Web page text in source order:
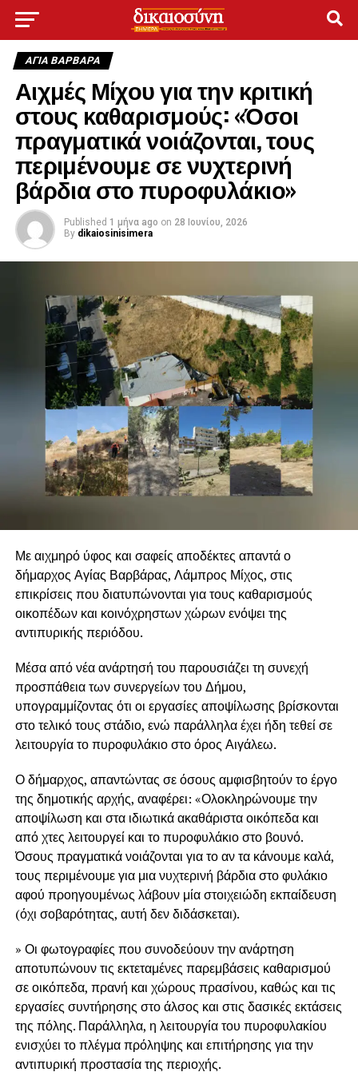
ΑΓΙΑ ΒΑΡΒΑΡΑ
Αιχμές Μίχου για την κριτική
στους καθαρισμούς: «Όσοι
πραγματικά νοιάζονται, τους
περιμένουμε σε νυχτερινή
βάρδια στο πυροφυλάκιο»
Published 1 μήνα ago on 28 Ιουνίου, 2026
By dikaiosinisimera
Με αιχμηρό ύφος και σαφείς αποδέκτες απαντά ο
δήμαρχος Αγίας Βαρβάρας, Λάμπρος Μίχος, στις
επικρίσεις που διατυπώνονται για τους καθαρισμούς
οικοπέδων και κοινόχρηστων χώρων ενόψει της
αντιπυρικής περιόδου.
Μέσα από νέα ανάρτησή του παρουσιάζει τη συνεχή
προσπάθεια των συνεργείων του Δήμου,
υπογραμμίζοντας ότι οι εργασίες αποψίλωσης βρίσκονται
στο τελικό τους στάδιο, ενώ παράλληλα έχει ήδη τεθεί σε
λειτουργία το πυροφυλάκιο στο όρος Αιγάλεω.
Ο δήμαρχος, απαντώντας σε όσους αμφισβητούν το έργο
της δημοτικής αρχής, αναφέρει: «Ολοκληρώνουμε την
αποψίλωση και στα ιδιωτικά ακαθάριστα οικόπεδα και
από χτες λειτουργεί και το πυροφυλάκιο στο βουνό.
Όσους πραγματικά νοιάζονται για το αν τα κάνουμε καλά,
τους περιμένουμε για μια νυχτερινή βάρδια στο φυλάκιο
αφού προηγουμένως λάβουν μία στοιχειώδη εκπαίδευση
(όχι σοβαρότητας, αυτή δεν διδάσκεται).
» Οι φωτογραφίες που συνοδεύουν την ανάρτηση
αποτυπώνουν τις εκτεταμένες παρεμβάσεις καθαρισμού
σε οικόπεδα, πρανή και χώρους πρασίνου, καθώς και τις
εργασίες συντήρησης στο άλσος και στις δασικές εκτάσεις
της πόλης. Παράλληλα, η λειτουργία του πυροφυλακίου
ενισχύει το πλέγμα πρόληψης και επιτήρησης για την
αντιπυρική προστασία της περιοχής.